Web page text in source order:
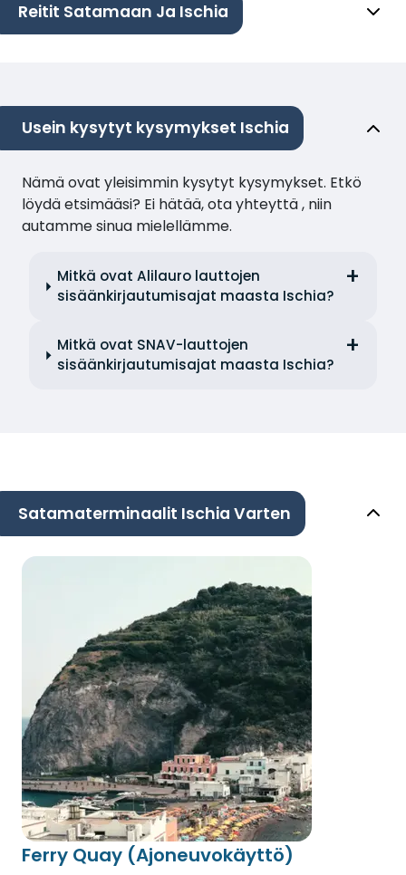
Reitit Satamaan Ja Ischia
Usein kysytyt kysymykset Ischia
Nämä ovat yleisimmin kysytyt kysymykset. Etkö
löydä etsimääsi? Ei hätää, ota yhteyttä , niin
autamme sinua mielellämme.
Mitkä ovat Alilauro lauttojen
sisäänkirjautumisajat maasta Ischia?
Mitkä ovat SNAV-lauttojen
sisäänkirjautumisajat maasta Ischia?
Satamaterminaalit Ischia Varten
Ferry Quay (Ajoneuvokäyttö)